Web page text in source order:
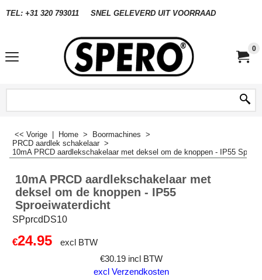
TEL: +31 320 793011 SNEL GELEVERD UIT VOORRAAD
0
<< Vorige Home > Boormachines >
PRCD aardlek schakelaar >
10mA PRCD aardlekschakelaar met deksel om de knoppen - IP55
10mA PRCD aardlekschakelaar met
deksel om de knoppen - IP55
Sproeiwaterdicht
SPprcdDS10
€24.95
excl BTW
€30.19 incl BTW
excl Verzendkosten